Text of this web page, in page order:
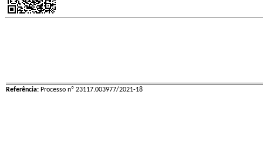
Referência: Processo nº 23117.003977/2021-18